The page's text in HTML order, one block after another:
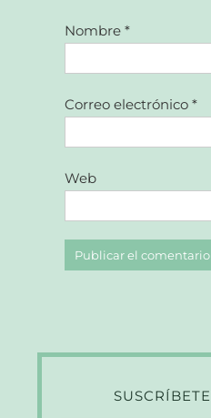
Nombre*
Correo electrónico*
Web